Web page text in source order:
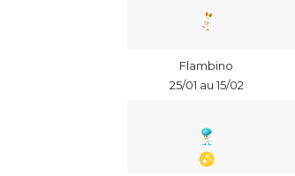
Flambino
25/01 au 15/02